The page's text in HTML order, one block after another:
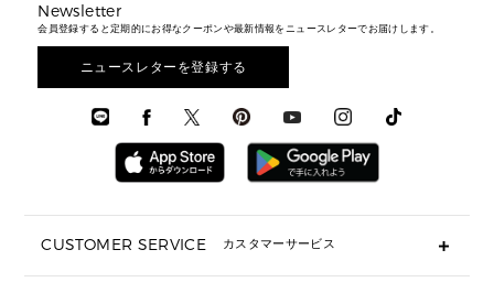
ウェア
アクセサリー
メンズ バッグ
メンズ 財布・小物
メンズ シューズ
メンズ ウェア
メンズ 時計・その他
メンズ財布・小物
メンズアクセサリー
メンズウェア
3 IN 1 / 2 IN 1 バッグ
▶ メンズすべて
▶ メンズすべて
▶ バッグすべて
通勤・通学アイテム
3 IN 1 バッグ
ミニ財布・フラグメントケース
▶ 小物すべて
財布・小物
時計・ジュエリー
アクセサリー
エディターレビュー
Newsletter
会員登録すると定期的にお得なクーポンや最新情報をニュースレターでお届けします。
ニュースレターを登録する
CUSTOMER SERVICE カスタマーサービス